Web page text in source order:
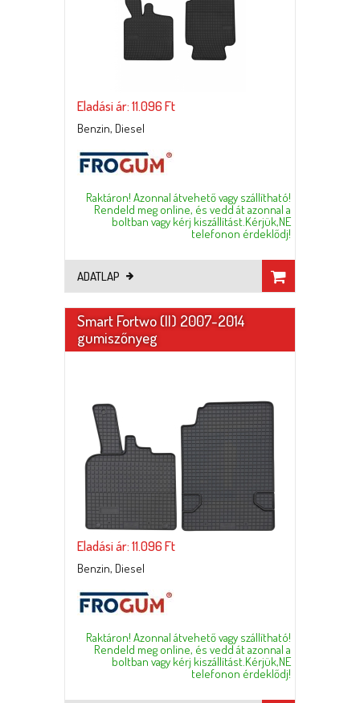
Eladási ár: 11.096 Ft
Benzin, Diesel
Raktáron! Azonnal átvehető vagy szállítható!
Rendeld meg online, és vedd át azonnal a
boltban vagy kérj kiszállítást.Kérjük,NE
telefonon érdeklődj!
ADATLAP
Smart Fortwo (II) 2007-2014
gumiszőnyeg
Eladási ár: 11.096 Ft
Benzin, Diesel
Raktáron! Azonnal átvehető vagy szállítható!
Rendeld meg online, és vedd át azonnal a
boltban vagy kérj kiszállítást.Kérjük,NE
telefonon érdeklődj!